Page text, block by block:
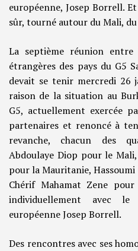
européenne, Josep Borrell.
sûr, tourné autour du Mali,
La septième réunion
étrangères des pays du G5
devait se tenir mercredi 26
raison de la situation au
G5, actuellement exercée
partenaires et renoncé à
revanche, chacun des
Abdoulaye Diop pour le
pour la Mauritanie,
Chérif Mahamat Zene
individuellement avec
européenne Josep Borrell.
Des rencontres avec ses